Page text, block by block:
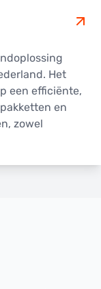
Het
een efficiënte,
en
zowel